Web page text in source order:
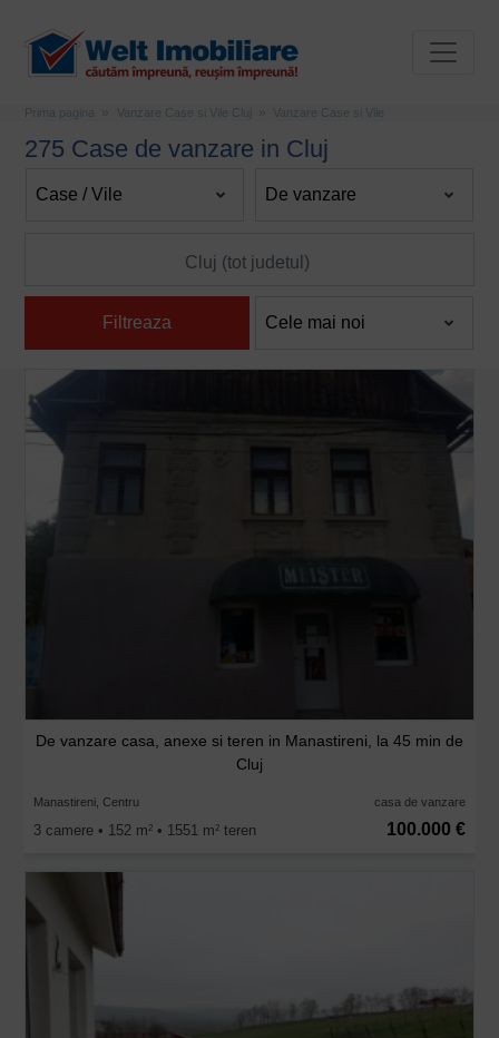
Prima pagina Vanzare Case si Vile Cluj Vanzare Case si Vile
275 Case de vanzare in Cluj
Filtreaza
De vanzare casa, anexe si teren in Manastireni, la 45 min de
Cluj
Manastireni, Centru casa de vanzare
3 camere • 152 m2 • 1551 m2 teren 100.000 €